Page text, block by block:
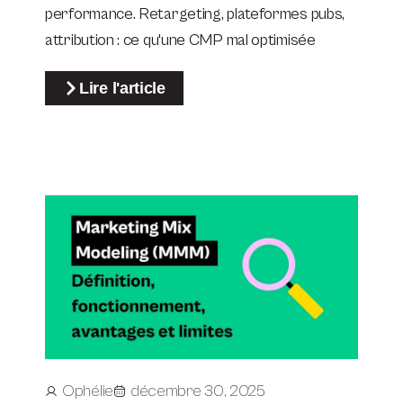
performance. Retargeting, plateformes pubs,
attribution : ce qu'une CMP mal optimisée
Lire l'article
Ophélie décembre 30, 2025